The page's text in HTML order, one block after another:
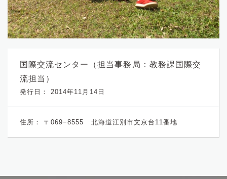
発行日： 2014年11月14日
国際交流センター（担当事務局：教務課国際交
流担当）
住所： 〒069−8555 北海道江別市文京台11番地